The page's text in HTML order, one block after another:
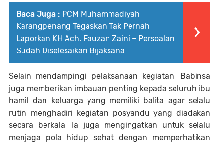
Baca Juga : PCM Muhammadiyah
Karangpenang Tegaskan Tak Pernah
Laporkan KH Ach. Fauzan Zaini – Persoalan
Sudah Diselesaikan Bijaksana
Selain mendampingi pelaksanaan kegiatan, Babinsa
juga memberikan imbauan penting kepada seluruh ibu
hamil dan keluarga yang memiliki balita agar selalu
rutin menghadiri kegiatan posyandu yang diadakan
secara berkala. Ia juga mengingatkan untuk selalu
menjaga pola hidup sehat dengan memperhatikan